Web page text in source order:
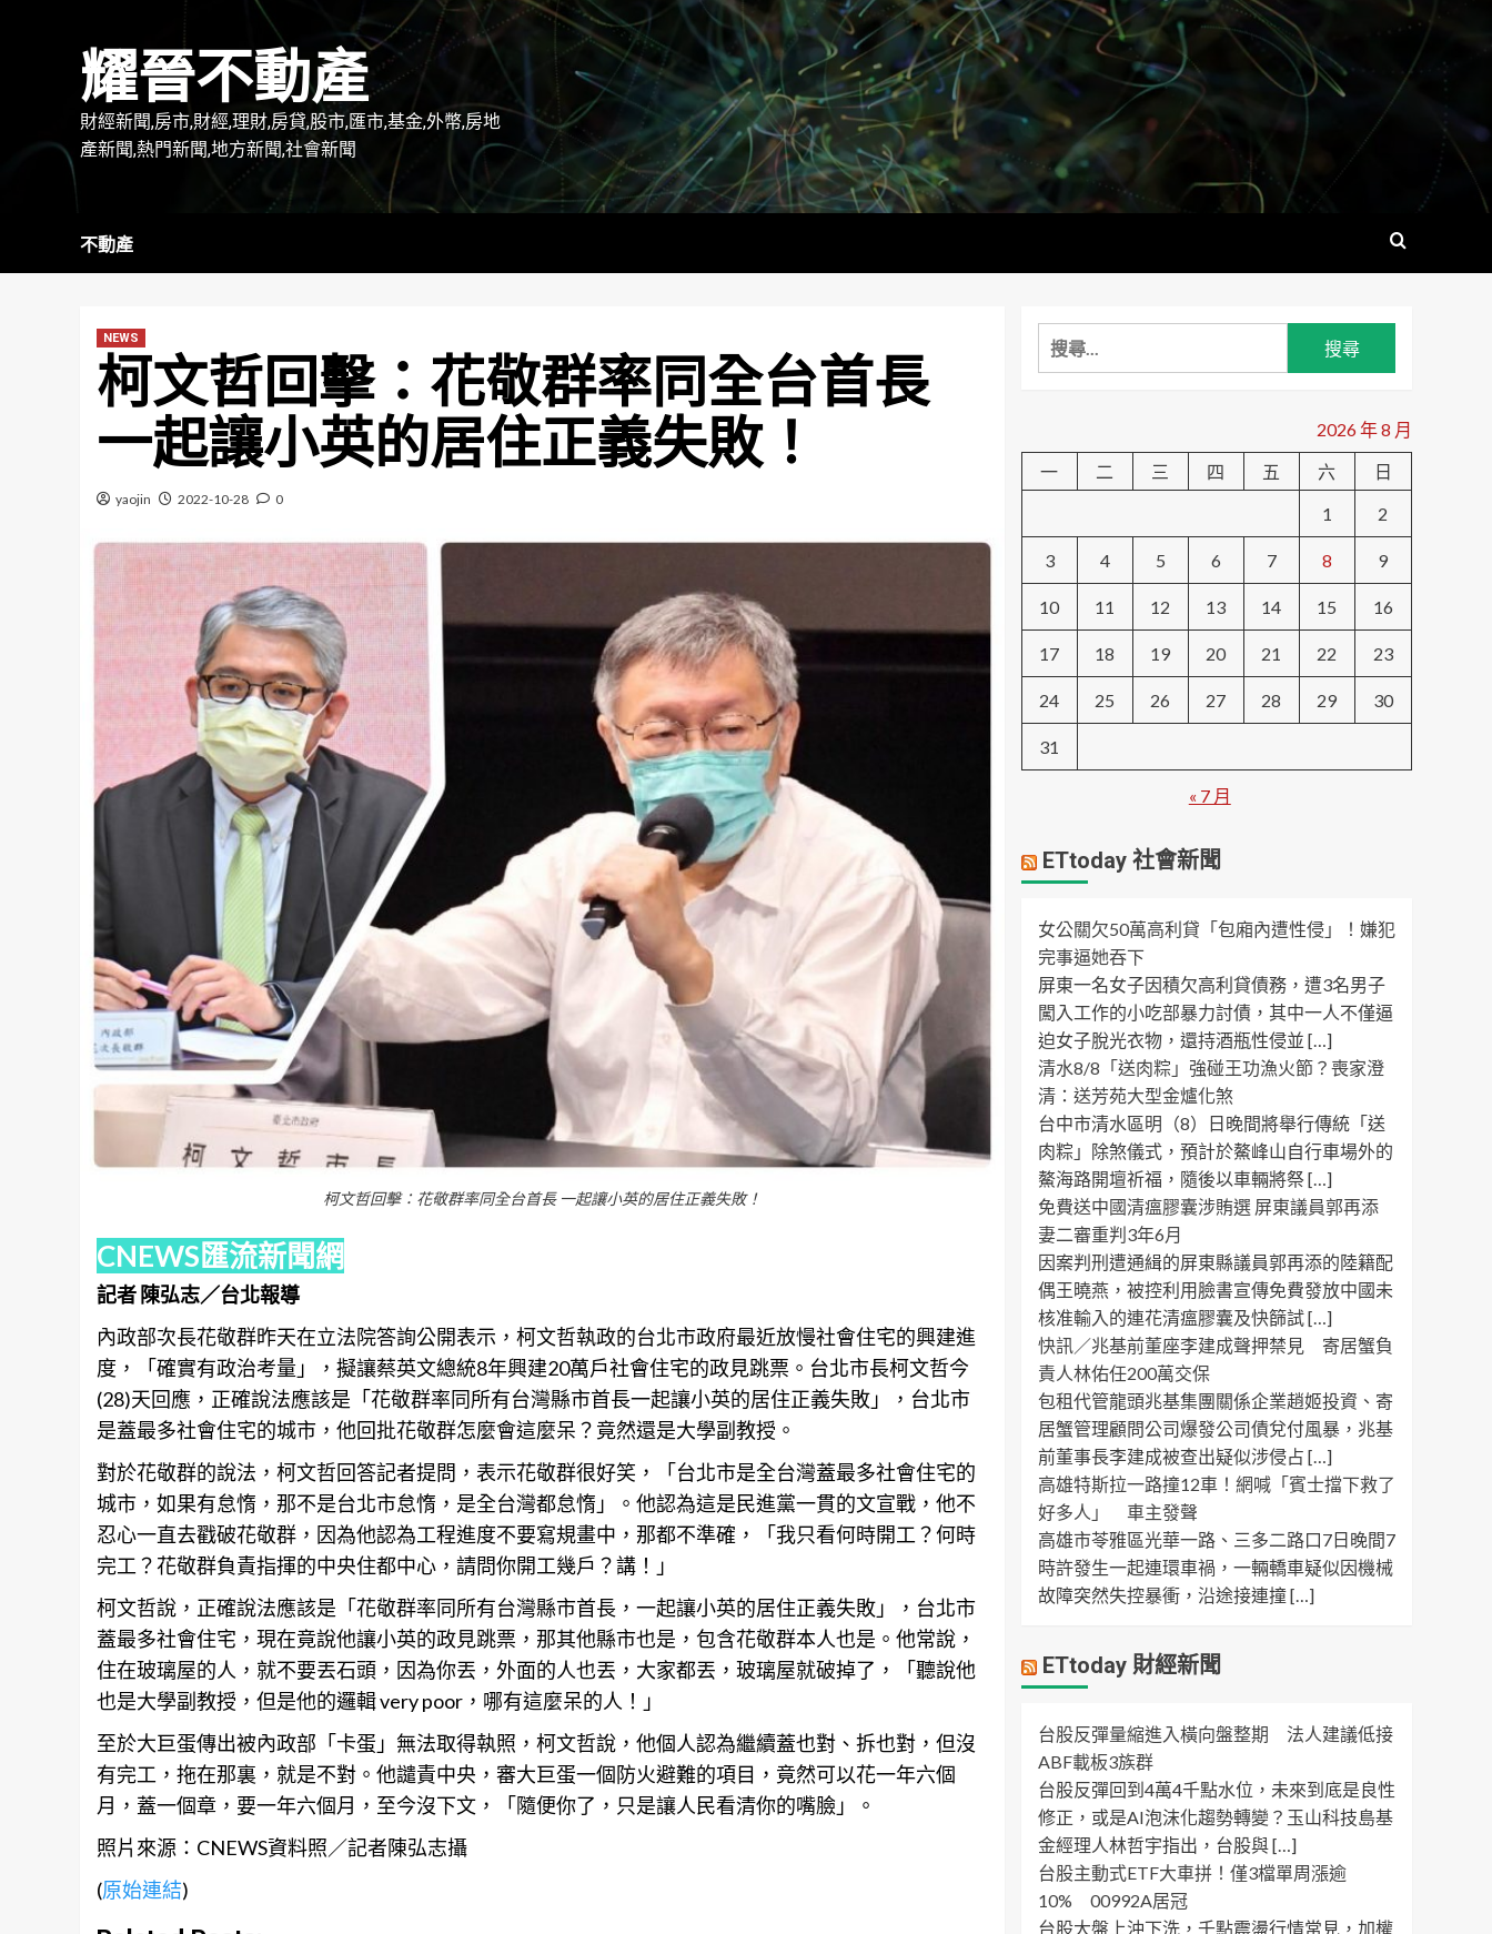
耀晉不動產
財經新聞,房市,財經,理財,房貸,股市,匯市,基金,外幣,房地
產新聞,熱門新聞,地方新聞,社會新聞
不動產
NEWS
柯文哲回擊：花敬群率同全台首長
一起讓小英的居住正義失敗！
yaojin 2022-10-28 0
柯文哲回擊：花敬群率同全台首長 一起讓小英的居住正義失敗！
CNEWS匯流新聞網
記者 陳弘志／台北報導
內政部次長花敬群昨天在立法院答詢公開表示，柯文哲執政的台北市政府最近放慢社會住宅的興建進
度，「確實有政治考量」，擬讓蔡英文總統8年興建20萬戶社會住宅的政見跳票。台北市長柯文哲今
(28)天回應，正確說法應該是「花敬群率同所有台灣縣市首長一起讓小英的居住正義失敗」， 台北市
是蓋最多社會住宅的城市，他回批花敬群怎麼會這麼呆？竟然還是大學副教授。
對於花敬群的說法，柯文哲回答記者提問，表示花敬群很好笑，「台北市是全台灣蓋最多社會住宅的
城市，如果有怠惰，那不是台北市怠惰，是全台灣都怠惰」。他認為這是民進黨一貫的文宣戰，他不
忍心一直去戳破花敬群，因為他認為工程進度不要寫規畫中，那都不準確，「我只看何時開工？何時
完工？花敬群負責指揮的中央住都中心，請問你開工幾戶？講！」
柯文哲說，正確說法應該是「花敬群率同所有台灣縣市首長，一起讓小英的居住正義失敗」， 台北市
蓋最多社會住宅，現在竟說他讓小英的政見跳票，那其他縣市也是，包含花敬群本人也是。他常說，
住在玻璃屋的人，就不要丟石頭，因為你丟，外面的人也丟，大家都丟，玻璃屋就破掉了，「聽說他
也是大學副教授，但是他的邏輯 very poor，哪有這麼呆的人！」
至於大巨蛋傳出被內政部「卡蛋」無法取得執照，柯文哲說，他個人認為繼續蓋也對、拆也對，但沒
有完工，拖在那裏，就是不對。他譴責中央，審大巨蛋一個防火避難的項目，竟然可以花一年六個
月，蓋一個章，要一年六個月，至今沒下文，「隨便你了，只是讓人民看清你的嘴臉」。
照片來源：CNEWS資料照／記者陳弘志攝
(原始連結)
搜
尋
字:
2026 年 8 月
一
二 三 四 五 六
日
1
2
3 4 5 6 7 8 9
10 11 12 13 14 15 16
17 18 19 20 21 22 23
24 25 26 27 28 29 30
31
« 7 月
ETtoday 社會新聞
女公關欠50萬高利貸「包廂內遭性侵」！嫌犯
完事逼她吞下
屏東一名女子因積欠高利貸債務，遭3名男子
闖入工作的小吃部暴力討債，其中一人不僅逼
迫女子脫光衣物，還持酒瓶性侵並 […]
清水8/8「送肉粽」強碰王功漁火節？喪家澄
清：送芳苑大型金爐化煞
台中市清水區明（8）日晚間將舉行傳統「送
肉粽」除煞儀式，預計於鰲峰山自行車場外的
鰲海路開壇祈福，隨後以車輛將祭 […]
免費送中國清瘟膠囊涉賄選 屏東議員郭再添
妻二審重判3年6月
因案判刑遭通緝的屏東縣議員郭再添的陸籍配
偶王曉燕，被控利用臉書宣傳免費發放中國未
核准輸入的連花清瘟膠囊及快篩試 […]
快訊／兆基前董座李建成聲押禁見 寄居蟹負
責人林佑任200萬交保
包租代管龍頭兆基集團關係企業趙姬投資、寄
居蟹管理顧問公司爆發公司債兌付風暴，兆基
前董事長李建成被查出疑似涉侵占 […]
高雄特斯拉一路撞12車！網喊「賓士擋下救了
好多人」 車主發聲
高雄市苓雅區光華一路、三多二路口7日晚間7
時許發生一起連環車禍，一輛轎車疑似因機械
故障突然失控暴衝，沿途接連撞 […]
ETtoday 財經新聞
台股反彈量縮進入橫向盤整期 法人建議低接
ABF載板3族群
台股反彈回到4萬4千點水位，未來到底是良性
修正，或是AI泡沫化趨勢轉變？玉山科技島基
金經理人林哲宇指出，台股與 […]
台股主動式ETF大車拼！僅3檔單周漲逾
10% 00992A居冠
台股大盤上沖下洗，千點震盪行情常見，加權